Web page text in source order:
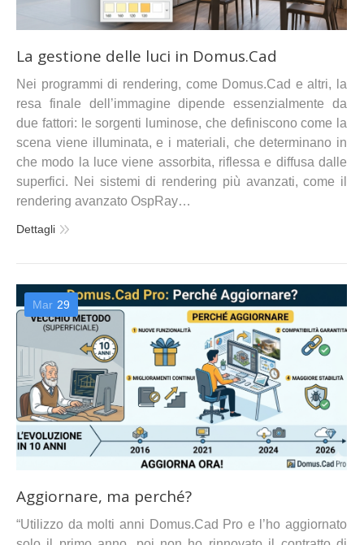
La gestione delle luci in Domus.Cad
Nei programmi di rendering, come Domus.Cad e altri, la
resa finale dell’immagine dipende essenzialmente da
due fattori: le sorgenti luminose, che definiscono come la
scena viene illuminata, e i materiali, che determinano in
che modo la luce viene assorbita, riflessa e diffusa dalle
superfici. Nei sistemi di rendering più avanzati, come il
rendering avanzato OspRay…
Dettagli
Mar 29
Aggiornare, ma perché?
“Utilizzo da molti anni Domus.Cad Pro e l’ho aggiornato